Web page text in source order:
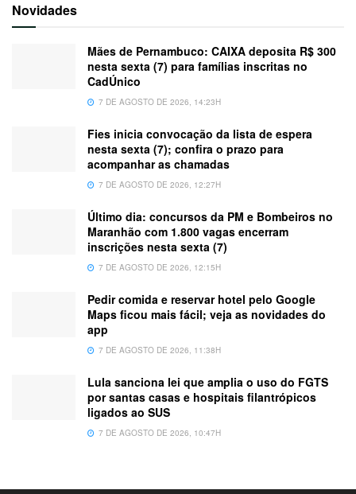
Novidades
Mães de Pernambuco: CAIXA deposita R$ 300
nesta sexta (7) para famílias inscritas no
CadÚnico
7 DE AGOSTO DE 2026, 14:23H
Fies inicia convocação da lista de espera
nesta sexta (7); confira o prazo para
acompanhar as chamadas
7 DE AGOSTO DE 2026, 12:27H
Último dia: concursos da PM e Bombeiros no
Maranhão com 1.800 vagas encerram
inscrições nesta sexta (7)
7 DE AGOSTO DE 2026, 12:15H
Pedir comida e reservar hotel pelo Google
Maps ficou mais fácil; veja as novidades do
app
7 DE AGOSTO DE 2026, 11:38H
Lula sanciona lei que amplia o uso do FGTS
por santas casas e hospitais filantrópicos
ligados ao SUS
7 DE AGOSTO DE 2026, 10:47H